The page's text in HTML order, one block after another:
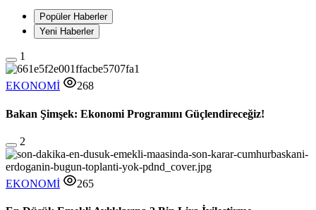
Popüler Haberler
Yeni Haberler
1
EKONOMİ 268
Bakan Şimşek: Ekonomi Programını Güçlendireceğiz!
2
EKONOMİ 265